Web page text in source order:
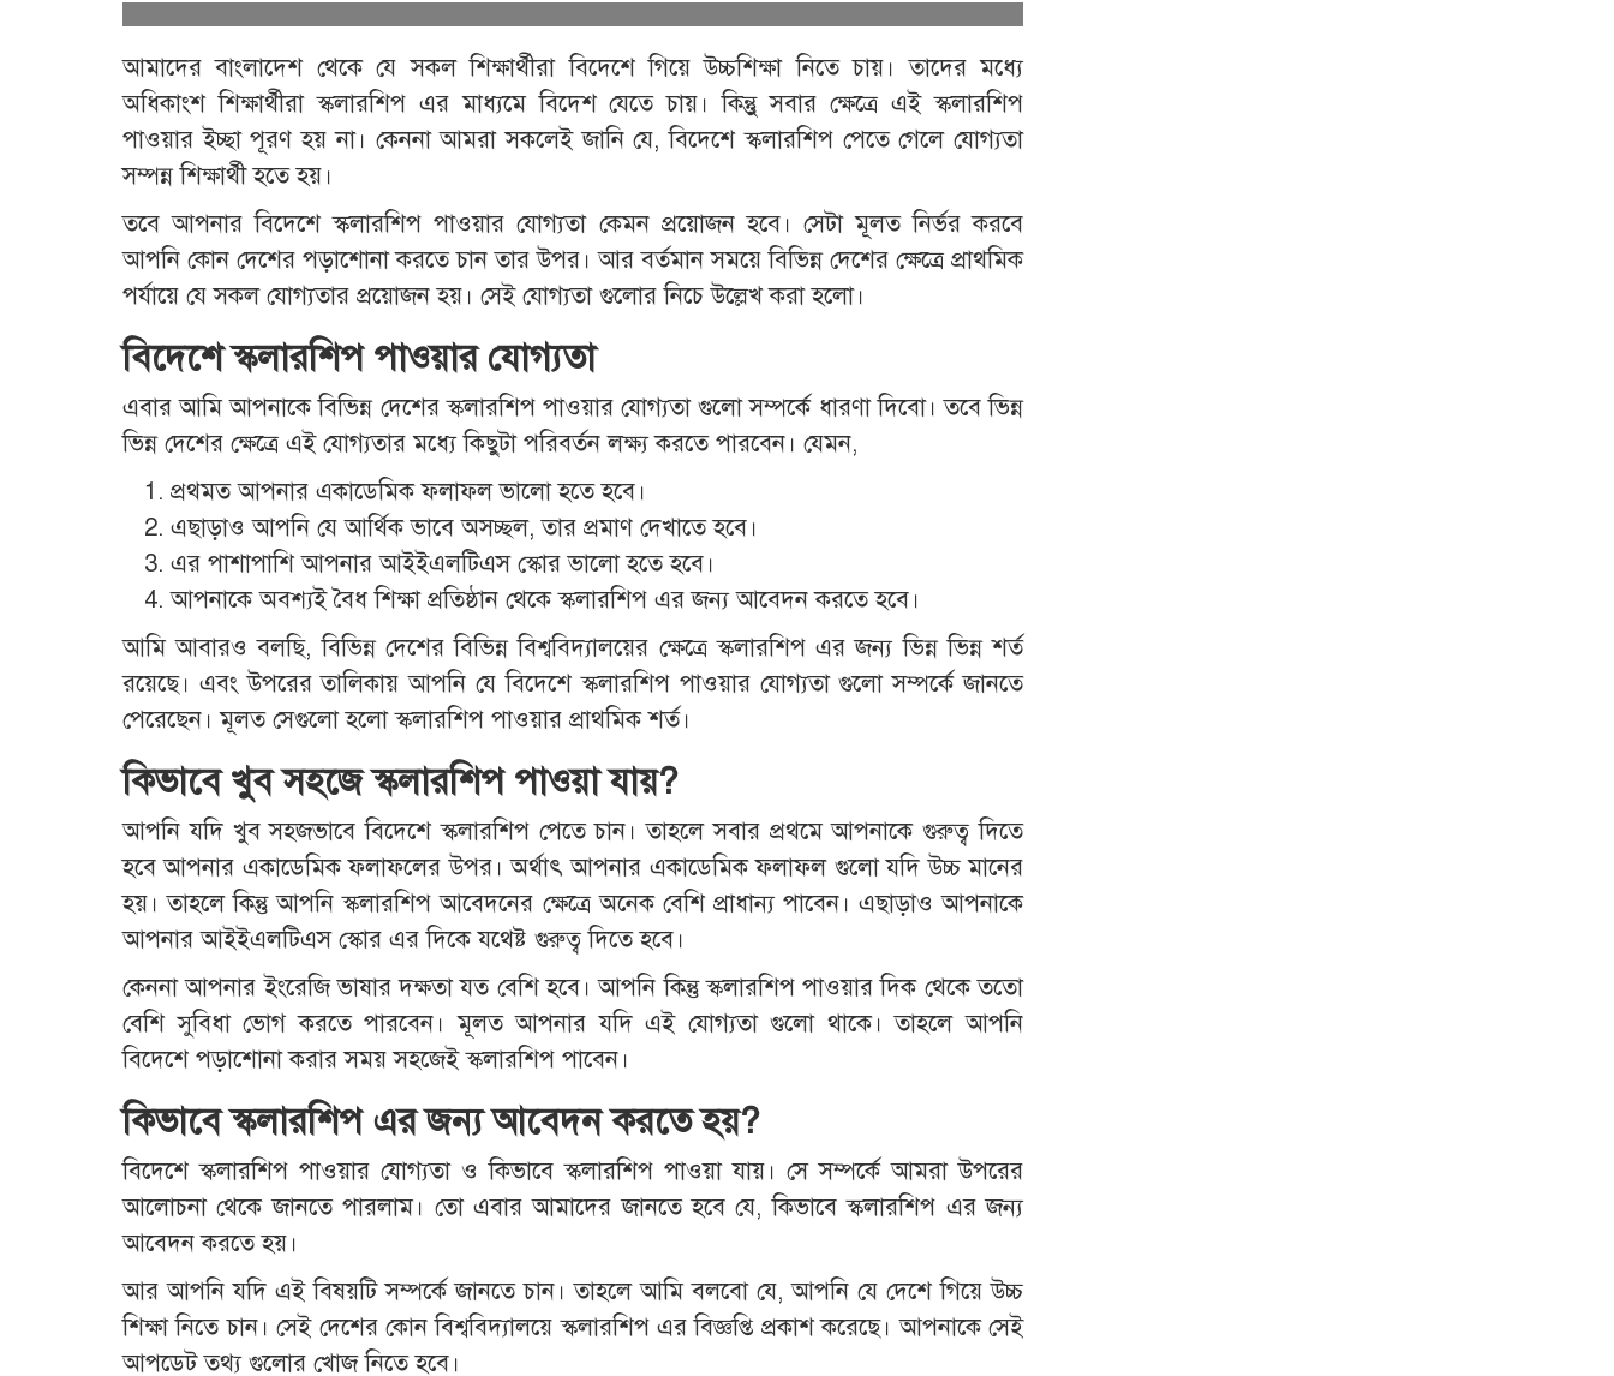
আমাদের বাংলাদেশ থেকে যে সকল শিক্ষার্থীরা বিদেশে গিয়ে উচ্চশিক্ষা নিতে চায়। তাদের মধ্যে
অধিকাংশ শিক্ষার্থীরা স্কলারশিপ এর মাধ্যমে বিদেশ যেতে চায়। কিন্তুু সবার ক্ষেত্রে এই স্কলারশিপ
পাওয়ার ইচ্ছা পূরণ হয় না। কেননা আমরা সকলেই জানি যে, বিদেশে স্কলারশিপ পেতে গেলে যোগ্যতা
সম্পন্ন শিক্ষার্থী হতে হয়।
তবে আপনার বিদেশে স্কলারশিপ পাওয়ার যোগ্যতা কেমন প্রয়োজন হবে। সেটা মূলত নির্ভর করবে
আপনি কোন দেশের পড়াশোনা করতে চান তার উপর। আর বর্তমান সময়ে বিভিন্ন দেশের ক্ষেত্রে প্রাথমিক
পর্যায়ে যে সকল যোগ্যতার প্রয়োজন হয়। সেই যোগ্যতা গুলোর নিচে উল্লেখ করা হলো।
বিদেশে স্কলারশিপ পাওয়ার যোগ্যতা
এবার আমি আপনাকে বিভিন্ন দেশের স্কলারশিপ পাওয়ার যোগ্যতা গুলো সম্পর্কে ধারণা দিবো। তবে ভিন্ন
ভিন্ন দেশের ক্ষেত্রে এই যোগ্যতার মধ্যে কিছুটা পরিবর্তন লক্ষ্য করতে পারবেন। যেমন,
প্রথমত আপনার একাডেমিক ফলাফল ভালো হতে হবে।
এছাড়াও আপনি যে আর্থিক ভাবে অসচ্ছল, তার প্রমাণ দেখাতে হবে।
এর পাশাপাশি আপনার আইইএলটিএস স্কোর ভালো হতে হবে।
আপনাকে অবশ্যই বৈধ শিক্ষা প্রতিষ্ঠান থেকে স্কলারশিপ এর জন্য আবেদন করতে হবে।
আমি আবারও বলছি, বিভিন্ন দেশের বিভিন্ন বিশ্ববিদ্যালয়ের ক্ষেত্রে স্কলারশিপ এর জন্য ভিন্ন ভিন্ন শর্ত
রয়েছে। এবং উপরের তালিকায় আপনি যে বিদেশে স্কলারশিপ পাওয়ার যোগ্যতা গুলো সম্পর্কে জানতে
পেরেছেন। মূলত সেগুলো হলো স্কলারশিপ পাওয়ার প্রাথমিক শর্ত।
কিভাবে খুব সহজে স্কলারশিপ পাওয়া যায়?
আপনি যদি খুব সহজভাবে বিদেশে স্কলারশিপ পেতে চান। তাহলে সবার প্রথমে আপনাকে গুরুত্ব দিতে
হবে আপনার একাডেমিক ফলাফলের উপর। অর্থাৎ আপনার একাডেমিক ফলাফল গুলো যদি উচ্চ মানের
হয়। তাহলে কিন্তু আপনি স্কলারশিপ আবেদনের ক্ষেত্রে অনেক বেশি প্রাধান্য পাবেন। এছাড়াও আপনাকে
আপনার আইইএলটিএস স্কোর এর দিকে যথেষ্ট গুরুত্ব দিতে হবে।
কেননা আপনার ইংরেজি ভাষার দক্ষতা যত বেশি হবে। আপনি কিন্তু স্কলারশিপ পাওয়ার দিক থেকে ততো
বেশি সুবিধা ভোগ করতে পারবেন। মূলত আপনার যদি এই যোগ্যতা গুলো থাকে। তাহলে আপনি
বিদেশে পড়াশোনা করার সময় সহজেই স্কলারশিপ পাবেন।
কিভাবে স্কলারশিপ এর জন্য আবেদন করতে হয়?
বিদেশে স্কলারশিপ পাওয়ার যোগ্যতা ও কিভাবে স্কলারশিপ পাওয়া যায়। সে সম্পর্কে আমরা উপরের
আলোচনা থেকে জানতে পারলাম। তো এবার আমাদের জানতে হবে যে, কিভাবে স্কলারশিপ এর জন্য
আবেদন করতে হয়।
আর আপনি যদি এই বিষয়টি সম্পর্কে জানতে চান। তাহলে আমি বলবো যে, আপনি যে দেশে গিয়ে উচ্চ
শিক্ষা নিতে চান। সেই দেশের কোন বিশ্ববিদ্যালয়ে স্কলারশিপ এর বিজ্ঞপ্তি প্রকাশ করেছে। আপনাকে সেই
আপডেট তথ্য গুলোর খোজ নিতে হবে।